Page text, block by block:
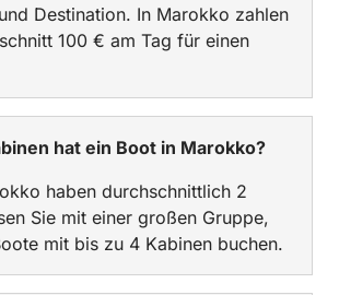
Destination. In Marokko zahlen
100 € am Tag für einen
hat ein Boot in Marokko?
haben durchschnittlich 2
Sie mit einer großen Gruppe,
mit bis zu 4 Kabinen buchen.